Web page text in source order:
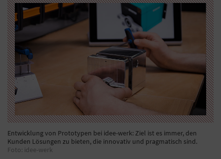
Entwicklung von Prototypen bei idee-werk: Ziel ist es immer, den
Kunden Lösungen zu bieten, die innovativ und pragmatisch sind.
Foto: idee-werk